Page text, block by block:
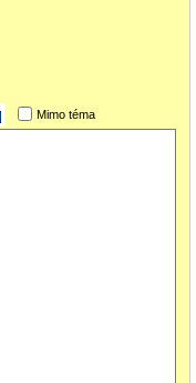
Mimo téma